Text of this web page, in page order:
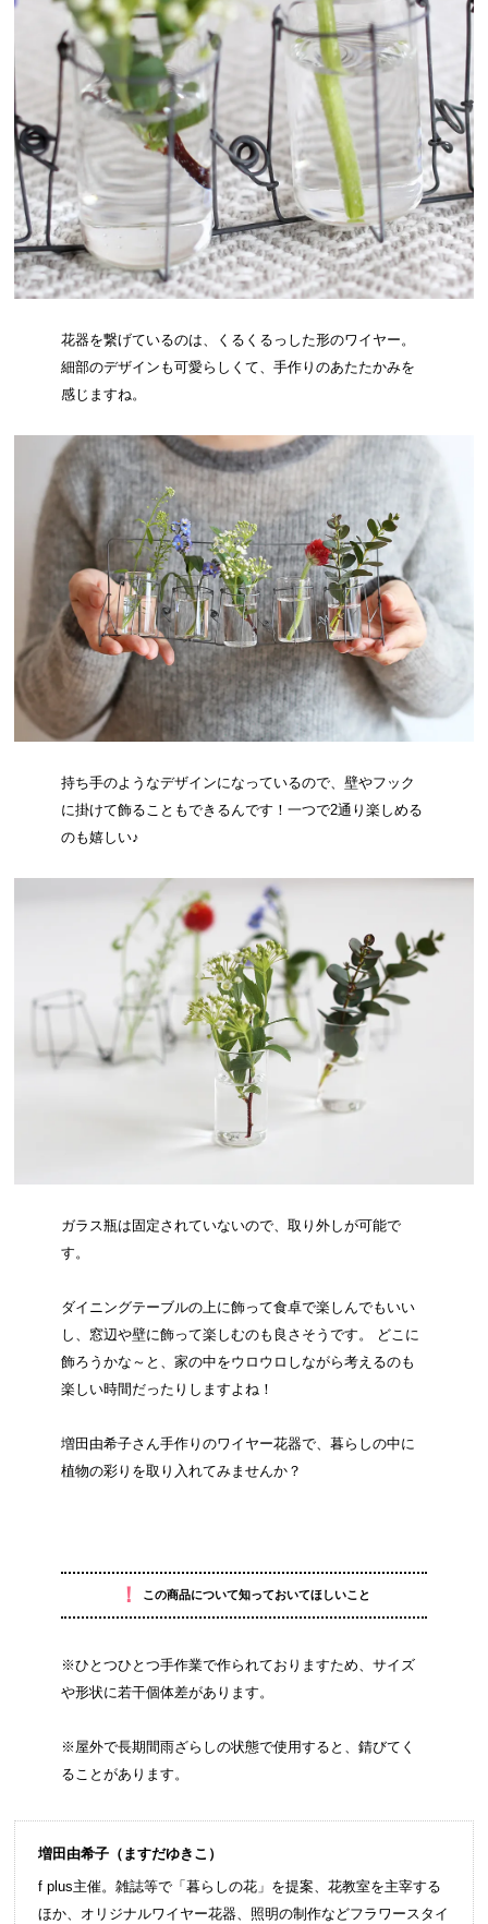
花器を繋げているのは、くるくるっした形のワイヤー。
細部のデザインも可愛らしくて、手作りのあたたかみを
感じますね。
持ち手のようなデザインになっているので、壁やフック
に掛けて飾ることもできるんです！一つで2通り楽しめる
のも嬉しい♪
ガラス瓶は固定されていないので、取り外しが可能で
す。
ダイニングテーブルの上に飾って食卓で楽しんでもいい
し、窓辺や壁に飾って楽しむのも良さそうです。 どこに
飾ろうかな～と、家の中をウロウロしながら考えるのも
楽しい時間だったりしますよね！
増田由希子さん手作りのワイヤー花器で、暮らしの中に
植物の彩りを取り入れてみませんか？
！ この商品について知っておいてほしいこと
※ひとつひとつ手作業で作られておりますため、サイズ
や形状に若干個体差があります。
※屋外で長期間雨ざらしの状態で使用すると、錆びてく
ることがあります。
増田由希子（ますだゆきこ）
f plus主催。雑誌等で「暮らしの花」を提案、花教室を主宰する
ほか、オリジナルワイヤー花器、照明の制作などフラワースタイ